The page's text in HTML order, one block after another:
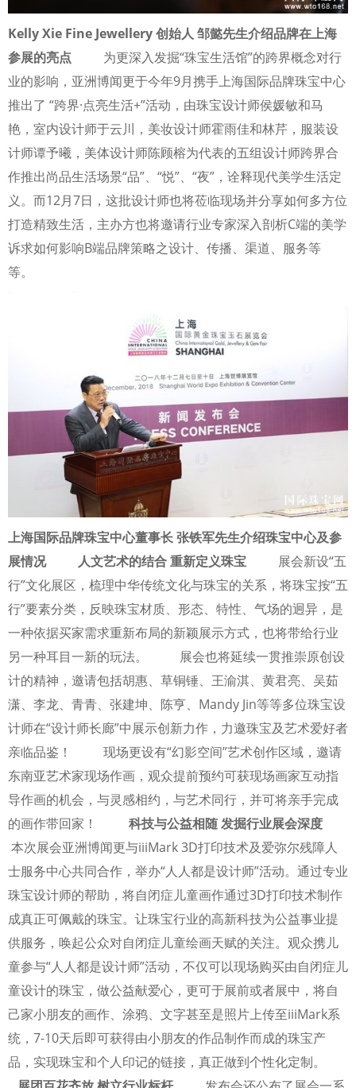
Kelly Xie Fine Jewellery 创始人 邹懿先生介绍品牌在上海
参展的亮点 为更深入发掘“珠宝生活馆”的跨界概念对行
业的影响，亚洲博闻更于今年9月携手上海国际品牌珠宝中心
推出了 “跨界·点亮生活+”活动，由珠宝设计师侯媛敏和马
艳，室内设计师于云川，美妆设计师霍雨佳和林芹，服装设
计师谭予曦，美体设计师陈顾榕为代表的五组设计师跨界合
作推出尚品生活场景“品”、“悦”、“夜”，诠释现代美学生活定
义。而12月7日，这批设计师也将莅临现场并分享如何多方位
打造精致生活，主办方也将邀请行业专家深入剖析C端的美学
诉求如何影响B端品牌策略之设计、传播、渠道、服务等
等。
上海国际品牌珠宝中心董事长 张铁军先生介绍珠宝中心及参
展情况
人文艺术的结合 重新定义珠宝 展会新设“五
行”文化展区，梳理中华传统文化与珠宝的关系，将珠宝按“五
行”要素分类，反映珠宝材质、形态、特性、气场的迥异，是
一种依据买家需求重新布局的新颖展示方式，也将带给行业
另一种耳目一新的玩法。 展会也将延续一贯推崇原创设
计的精神，邀请包括胡惠、草铜锤、王渝淇、黄君亮、吴茹
潇、李龙、青青、张建坤、陈亨、Mandy Jin等等多位珠宝设
计师在“设计师长廊”中展示创新力作，力邀珠宝及艺术爱好者
亲临品鉴！ 现场更设有“幻影空间”艺术创作区域，邀请
东南亚艺术家现场作画，观众提前预约可获现场画家互动指
导作画的机会，与灵感相约，与艺术同行，并可将亲手完成
的画作带回家！
科技与公益相随 发掘行业展会深度
本次展会亚洲博闻更与iiiMark 3D打印技术及爱弥尔残障人
士服务中心共同合作，举办“人人都是设计师”活动。通过专业
珠宝设计师的帮助，将自闭症儿童画作通过3D打印技术制作
成真正可佩戴的珠宝。让珠宝行业的高新科技为公益事业提
供服务，唤起公众对自闭症儿童绘画天赋的关注。观众携儿
童参与“人人都是设计师”活动，不仅可以现场购买由自闭症儿
童设计的珠宝，做公益献爱心，更可于展前或者展中，将自
己家小朋友的画作、涂鸦、文字甚至是照片上传至iiiMark系
统，7-10天后即可获得由小朋友的作品制作而成的珠宝产
品，实现珠宝和个人印记的链接，真正做到个性化定制。